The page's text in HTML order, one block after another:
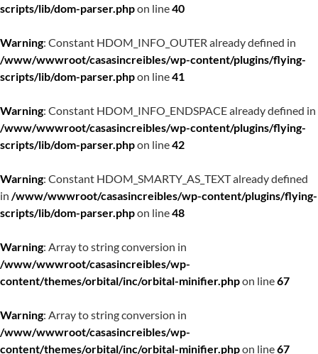
scripts/lib/dom-parser.phpon line40
Warning: Constant HDOM_INFO_OUTER already defined in
/www/wwwroot/casasincreibles/wp-content/plugins/flying-
scripts/lib/dom-parser.phpon line41
Warning: Constant HDOM_INFO_ENDSPACE already defined in
/www/wwwroot/casasincreibles/wp-content/plugins/flying-
scripts/lib/dom-parser.phpon line42
Warning: Constant HDOM_SMARTY_AS_TEXT already defined
in /www/wwwroot/casasincreibles/wp-content/plugins/flying-
scripts/lib/dom-parser.phpon line48
Warning: Array to string conversion in
/www/wwwroot/casasincreibles/wp-
content/themes/orbital/inc/orbital-minifier.phpon line67
Warning: Array to string conversion in
/www/wwwroot/casasincreibles/wp-
content/themes/orbital/inc/orbital-minifier.phpon line67